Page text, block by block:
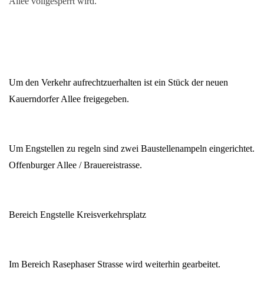
Um den Verkehr aufrechtzuerhalten ist ein Stück der neuen
Kauerndorfer Allee freigegeben.
Um Engstellen zu regeln sind zwei Baustellenampeln eingerichtet.
Offenburger Allee / Brauereistrasse.
Bereich Engstelle Kreisverkehrsplatz
Im Bereich Rasephaser Strasse wird weiterhin gearbeitet.